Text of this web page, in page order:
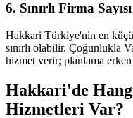
6. Sınırlı Firma Sayısı
Hakkari Türkiye'nin en
sınırlı olabilir. Çoğunlukla
hizmet verir; planlama erken
Hakkari'de
Hizmetleri Var?